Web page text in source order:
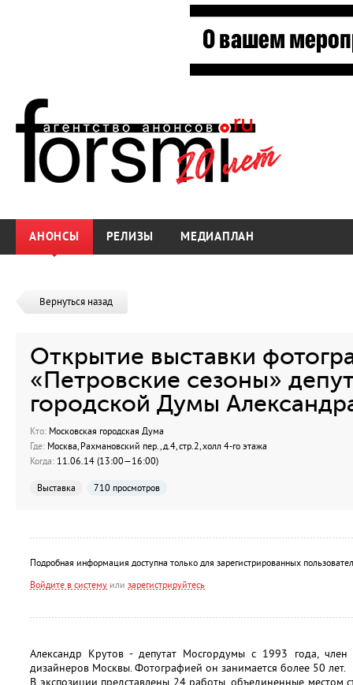
АНОНСЫ РЕЛИЗЫ МЕДИАПЛАН
Вернуться назад
Открытие выставки
«Петровские сезоны»
городской Думы
Кто: Московская городская Дума
Где: Москва, Рахмановский пер., д.4, стр.2, холл 4-го этажа
Когда: 11.06.14 (13:00—16:00)
Выставка 710 просмотров
Подробная информация доступна только для зарегистрированных
Войдите в систему или зарегистрируйтесь
Александр Крутов - депутат Мосгордумы с 1993 года,
дизайнеров Москвы. Фотографией он занимается более 50 лет.
В экспозиции представлены 24 работы, объединенные местом